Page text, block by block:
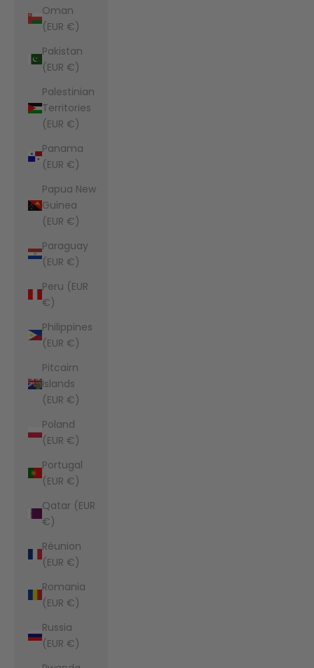
Oman
(EUR €)
Pakistan
(EUR €)
Palestinian
Territories
(EUR €)
Panama
(EUR €)
Papua New
Guinea
(EUR €)
Paraguay
(EUR €)
Peru (EUR
€)
Philippines
(EUR €)
Pitcairn
Islands
(EUR €)
Poland
(EUR €)
Portugal
(EUR €)
Qatar (EUR
€)
Réunion
(EUR €)
Romania
(EUR €)
Russia
(EUR €)